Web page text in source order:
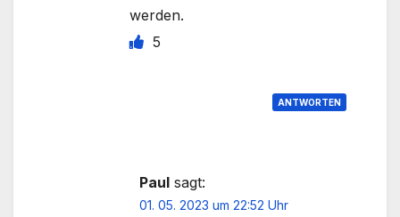
werden.
5
ANTWORTEN
Paul sagt:
01. 05. 2023 um 22:52 Uhr